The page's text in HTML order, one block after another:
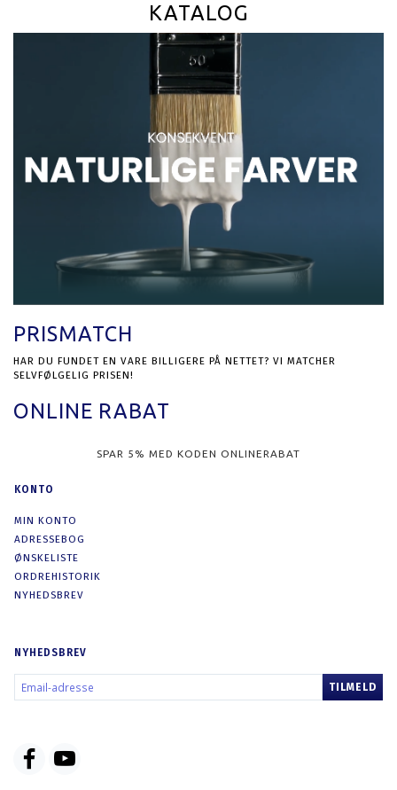
KATALOG
PRISMATCH
HAR DU FUNDET EN VARE BILLIGERE PÅ NETTET? VI MATCHER
SELVFØLGELIG PRISEN!
ONLINE RABAT
SPAR 5% MED KODEN ONLINERABAT
KONTO
MIN KONTO
ADRESSEBOG
ØNSKELISTE
ORDREHISTORIK
NYHEDSBREV
NYHEDSBREV
ADRESSE
TILMELD